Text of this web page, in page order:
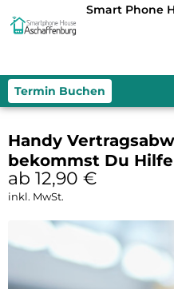
Smart Phone
Termin Buchen
Handy
bekommst Du Hilfe
ab 12,90 €
inkl. MwSt.